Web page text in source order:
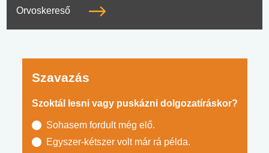
Orvoskereső
Szavazás
Szoktál lesni vagy puskázni dolgozatíráskor?
Sohasem fordult még elő.
Egyszer-kétszer volt már rá példa.